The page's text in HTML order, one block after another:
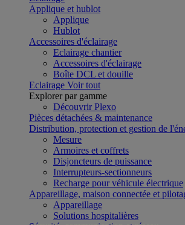
Applique et hublot
Applique
Hublot
Accessoires d'éclairage
Eclairage chantier
Accessoires d'éclairage
Boîte DCL et douille
Eclairage Voir tout
Explorer par gamme
Découvrir Plexo
Pièces détachées & maintenance
Distribution, protection et gestion de
Mesure
Armoires et coffrets
Disjoncteurs de puissance
Interrupteurs-sectionneurs
Recharge pour véhicule électrique
Appareillage, maison connectée et
Appareillage
Solutions hospitalières